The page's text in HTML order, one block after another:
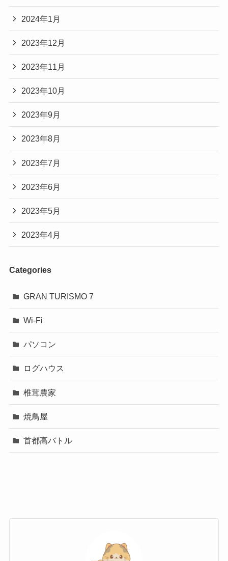
2024年1月
2023年12月
2023年11月
2023年10月
2023年9月
2023年8月
2023年7月
2023年6月
2023年5月
2023年4月
Categories
GRAN TURISMO 7
Wi-Fi
パソコン
ログハウス
椎茸農家
焼鳥屋
首都高バトル